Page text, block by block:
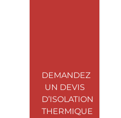
DEMANDEZ
UN DEVIS
D’ISOLATION
THERMIQUE